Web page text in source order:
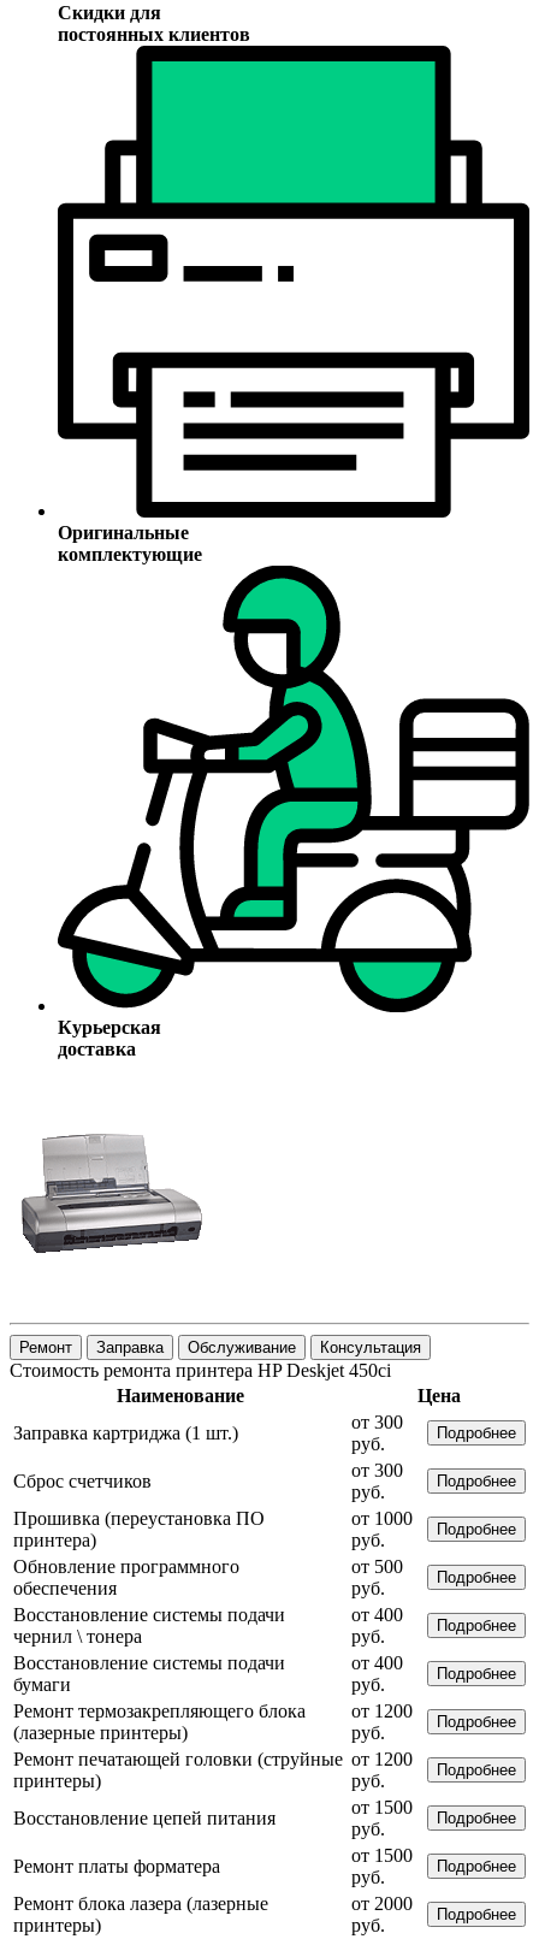
Скидки для
постоянных клиентов
Оригинальные
комплектующие
Курьерская
доставка
Ремонт Заправка Обслуживание Консультация
Стоимость ремонта принтера HP Deskjet 450ci
Наименование
Цена
Заправка картриджа (1 шт.)
от 300
руб.
Подробнее
Сброс счетчиков
от 300
руб.
Подробнее
Прошивка (переустановка ПО
принтера)
от 1000
руб.
Подробнее
Обновление программного
обеспечения
от 500
руб.
Подробнее
Восстановление системы подачи
чернил \ тонера
от 400
руб.
Подробнее
Восстановление системы подачи
бумаги
от 400
руб.
Подробнее
Ремонт термозакрепляющего блока
(лазерные принтеры)
от 1200
руб.
Подробнее
Ремонт печатающей головки (струйные
принтеры)
от 1200
руб.
Подробнее
Восстановление цепей питания
от 1500
руб.
Подробнее
Ремонт платы форматера
от 1500
руб.
Подробнее
Ремонт блока лазера (лазерные
принтеры)
от 2000
руб.
Подробнее